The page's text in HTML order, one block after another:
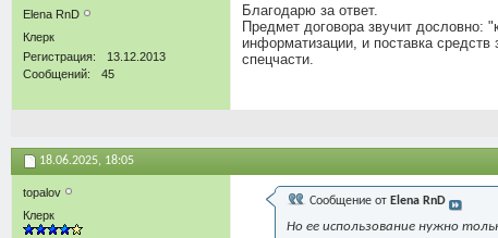
Elena RnD
Клерк
Регистрация
13.12.2013
Сообщений
45
Благодарю за ответ.
Предмет договора звучит дословно:
информатизации, и поставка
спецчасти.
18.06.2025, 18:05
topalov
Клерк
Сообщение от Elena RnD
Но ее использование нужно